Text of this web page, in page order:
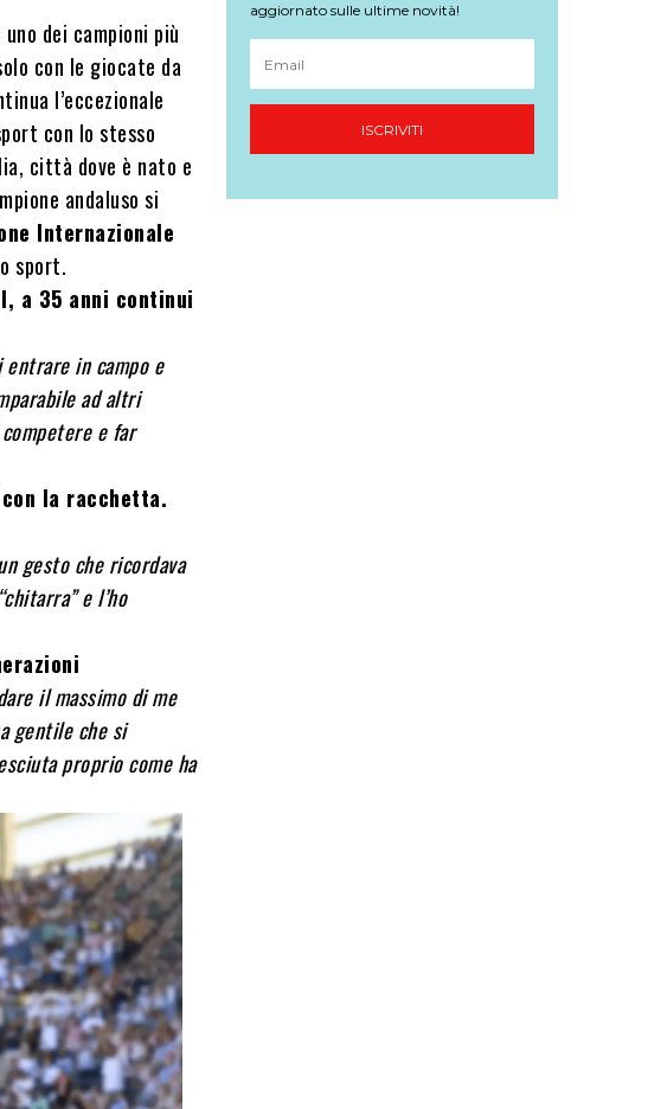
dei campioni più
con le giocate da
l’eccezionale
con lo stesso
città dove è nato e
andaluso si
Internazionale
sport.
a 35 anni continui
entrare in campo e
ad altri
e far
la racchetta.
gesto che ricordava
e l’ho
il massimo di me
gentile che si
proprio come ha
aggiornato sulle ultime novità!
ISCRIVITI